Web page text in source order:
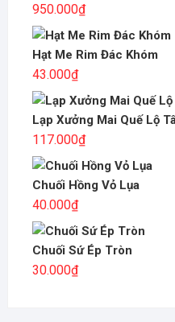
950.000₫
Hạt Me Rim Đác Khóm
43.000₫
Lạp Xưởng Mai Quế Lộ
117.000₫
Chuối Hồng Vỏ Lụa
40.000₫
Chuối Sứ Ép Tròn
30.000₫